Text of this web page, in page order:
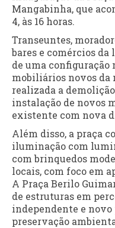
Mangabinha, que
4, às 16 horas.
Transeuntes,
bares e comércios
de uma configuração
mobiliários novos da
realizada a
instalação de novos
existente com nova
Além disso, a praça
iluminação com
com brinquedos
locais, com foco em
A Praça Berilo
de estruturas em
independente e novo
preservação